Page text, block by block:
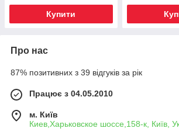
Купити
Про нас
87% позитивних з 39 відгуків за рік
Працює з 04.05.2010
м. Київ
Киев,Харьковское шоссе,158-к, Київ,